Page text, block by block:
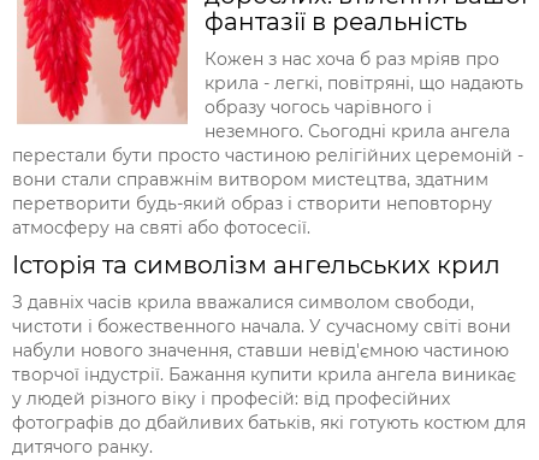
фантазії в реальність
Кожен з нас хоча б раз мріяв про
крила - легкі, повітряні, що надають
образу чогось чарівного і
неземного. Сьогодні крила ангела
перестали бути просто частиною релігійних церемоній -
вони стали справжнім витвором мистецтва, здатним
перетворити будь-який образ і створити неповторну
атмосферу на святі або фотосесії.
Історія та символізм ангельських крил
З давніх часів крила вважалися символом свободи,
чистоти і божественного начала. У сучасному світі вони
набули нового значення, ставши невід'ємною частиною
творчої індустрії. Бажання купити крила ангела виникає
у людей різного віку і професій: від професійних
фотографів до дбайливих батьків, які готують костюм для
дитячого ранку.